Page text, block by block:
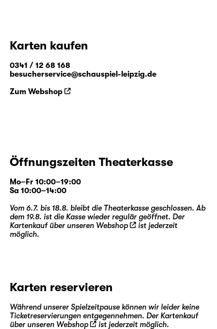
Karten kaufen
0341 / 12 68 168
besucherservice@schauspiel-leipzig.de
Zum Webshop
Öffnungszeiten Theaterkasse
Mo–Fr 10:00–19:00
Sa 10:00–14:00
Vom 6.7. bis 18.8. bleibt die Theaterkasse geschlossen. Ab
dem 19.8. ist die Kasse wieder regulär geöffnet. Der
Kartenkauf über unseren Webshop
ist jederzeit
möglich.
Karten reservieren
Während unserer Spielzeitpause können wir leider keine
Ticketreservierungen entgegennehmen. Der Kartenkauf
über unseren Webshop ist jederzeit möglich.